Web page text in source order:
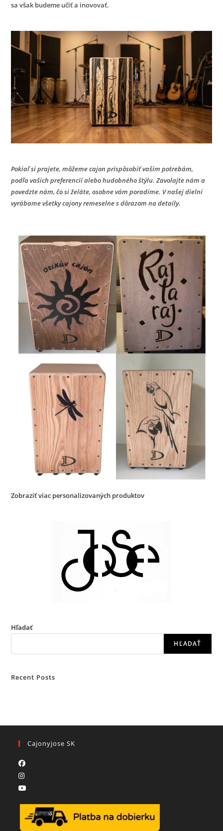
sa však budeme učiť a inovovať.
Pokiaľ si prajete, môžeme cajon prispôsobiť vašim potrebám,
podľa vašich preferencií alebo hudobného štýlu. Zavolajte nám a
povedzte nám, čo si želáte, osobne vám poradíme. V našej dielni
vyrábame všetky cajony remeselne s dôrazom na detaily.
Zobraziť viac personalizovaných produktov
Hľadať
HĽADAŤ
Recent Posts
Cajonyjose SK